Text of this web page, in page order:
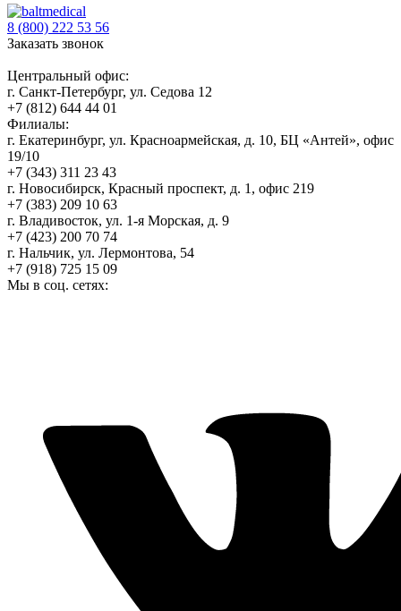
8 (800) 222 53 56
Заказать звонок
Центральный офис:
г. Санкт-Петербург, ул. Седова 12
+7 (812) 644 44 01
Филиалы:
г. Екатеринбург, ул. Красноармейская, д. 10, БЦ «Антей», офис
19/10
+7 (343) 311 23 43
г. Новосибирск, Красный проспект, д. 1, офис 219
+7 (383) 209 10 63
г. Владивосток, ул. 1-я Морская, д. 9
+7 (423) 200 70 74
г. Нальчик, ул. Лермонтова, 54
+7 (918) 725 15 09
Мы в соц. сетях: